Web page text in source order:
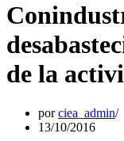
de la
porciea_admin
13/10/2016